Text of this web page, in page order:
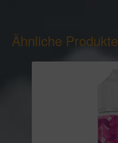
Ähnliche Produkte